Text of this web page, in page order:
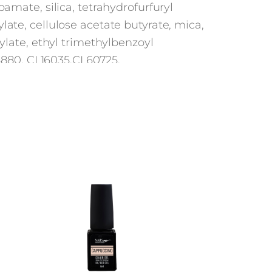
silica, tetrahydrofurfuryl
cellulose acetate butyrate, mica,
ethyl trimethylbenzoyl
CI 16035,CI 60725,